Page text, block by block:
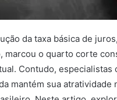
da taxa básica de
marcou o quarto corte
Contudo, especialistas
mantém sua atratividade